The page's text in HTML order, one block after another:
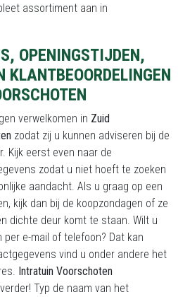
assortiment aan in
OPENINGSTIJDEN,
KLANTBEOORDELINGEN
verwelkomen in Zuid
zodat zij u kunnen adviseren bij de
Kijk eerst even naar de
zodat u niet hoeft te zoeken
aandacht. Als u graag op een
kijk dan bij de koopzondagen of ze
dichte deur komt te staan. Wilt u
e-mail of telefoon? Dat kan
vind u onder andere het
Intratuin Voorschoten
Typ de naam van het